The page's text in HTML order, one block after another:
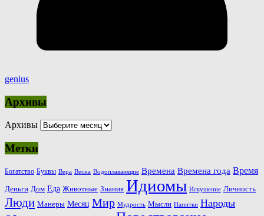
genius
Архивы
Архивы
Метки
Богатство Буквы Вера Весна Водоплавающие Времена Времена года Время
Деньги Дом Еда Животные Знания Идиомы Искушение Личность
Люди Манеры Месяц Мир Мудрость Мысли Напитки Народы